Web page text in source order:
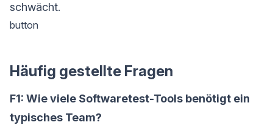
schwächt.
button
Häufig gestellte Fragen
F1: Wie viele Softwaretest-Tools benötigt ein
typisches Team?